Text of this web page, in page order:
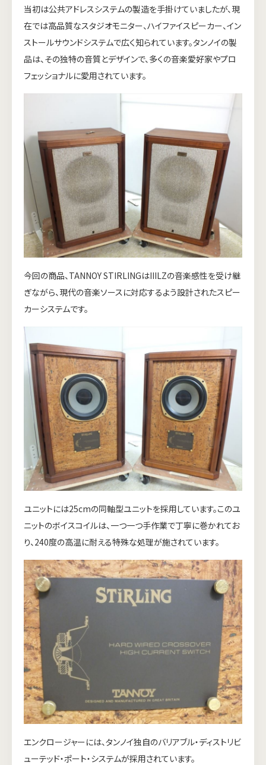
当初は公共アドレスシステムの製造を手掛けていましたが、現
在では高品質なスタジオモニター、ハイファイスピーカー、イン
ストールサウンドシステムで広く知られています。タンノイの製
品は、その独特の音質とデザインで、多くの音楽愛好家やプロ
フェッショナルに愛用されています。
今回の商品、TANNOY STIRLINGはIIILZの音楽感性を受け継
ぎながら、現代の音楽ソースに対応するよう設計されたスピー
カーシステムです。
ユニットには25cmの同軸型ユニットを採用しています。このユ
ニットのボイスコイルは、一つ一つ手作業で丁寧に巻かれてお
り、240度の高温に耐える特殊な処理が施されています。
エンクロージャーには、タンノイ独自のバリアブル・ディストリビ
ューテッド・ポート・システムが採用されています。